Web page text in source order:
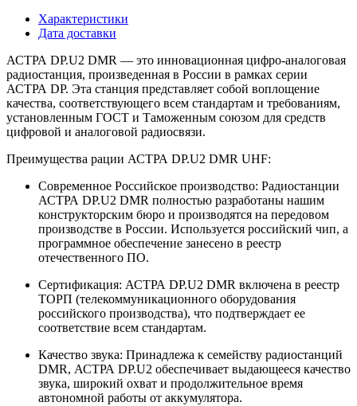
Характеристики
Дата доставки
АСТРА DP.U2 DMR — это инновационная цифро-аналоговая
радиостанция, произведенная в России в рамках серии
АСТРА DP. Эта станция представляет собой воплощение
качества, соответствующего всем стандартам и требованиям,
установленным ГОСТ и Таможенным союзом для средств
цифровой и аналоговой радиосвязи.
Преимущества рации АСТРА DP.U2 DMR UHF:
Современное Российское производство: Радиостанции
АСТРА DP.U2 DMR полностью разработаны нашим
конструкторским бюро и производятся на передовом
производстве в России. Используется российский чип, а
программное обеспечение занесено в реестр
отечественного ПО.
Сертификация: АСТРА DP.U2 DMR включена в реестр
ТОРП (телекоммуникационного оборудования
российского производства), что подтверждает ее
соответствие всем стандартам.
Качество звука: Принадлежа к семейству радиостанций
DMR, АСТРА DP.U2 обеспечивает выдающееся качество
звука, широкий охват и продолжительное время
автономной работы от аккумулятора.